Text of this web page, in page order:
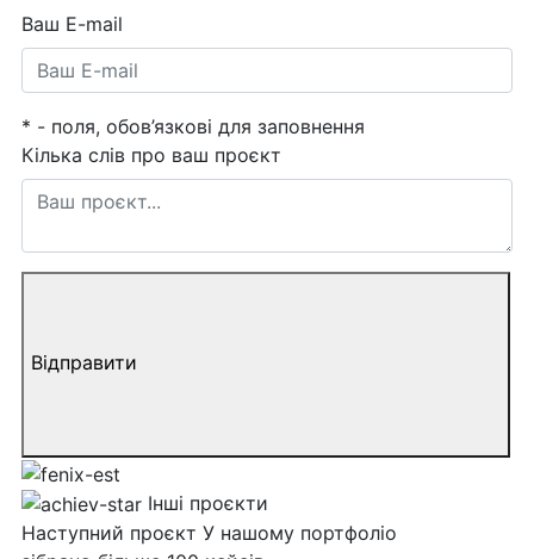
Ваш E-mail
* - поля, обов’язкові для заповнення
Кілька слів про ваш проєкт
Відправити
Інші проєкти
Наступний проєкт У нашому портфоліо